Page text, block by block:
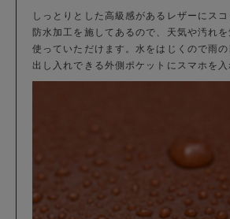
しっとりとした高級感があるレザーにス
防水加工を施してあるので、天気や汚れ
使っていただけます。水をはじくので雨
出し入れできる外側ポケットにスマホを入